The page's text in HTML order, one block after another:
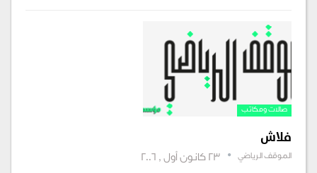
صالات ومكاتب‏‏
فلاش
الموقف الرياضي 23 كانون أول , 2006